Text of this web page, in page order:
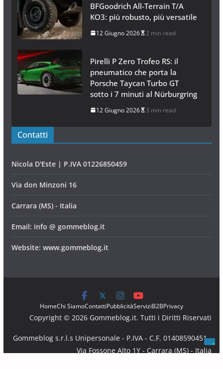
BFGoodrich All-Terrain T/A
KO3: più robusto, più versatile
12 Giugno 2026 2 min read
Pirelli P Zero Trofeo RS: il
pneumatico che porta la
Porsche Taycan Turbo GT
sotto i 7 minuti al Nürburgring
12 Giugno 2026 3 min read
Contatti
Nicola D'Este | P.IVA 01226850459
Via don Minzoni 16
Carrara (MS) - Italia
Email: info @ gommeblog.it
Website: www.gommeblog.it
HomeChi SiamoContattiPubblicitàServiziB2BPrivacy
Copyright © 2026 Gommeblog.it. Tutti i Diritti Riservati
Gommeblog s.r.l.s Unipersonale - P.IVA - C.F. 01408590451 -
Via Fossone Alto 1Y - Carrara (MS) - Italia